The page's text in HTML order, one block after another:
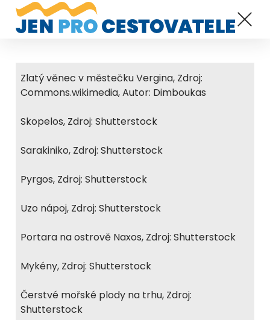
Zlatý věnec v městečku Vergina, Zdroj:
Commons.wikimedia, Autor: Dimboukas
Skopelos, Zdroj: Shutterstock
Sarakiniko, Zdroj: Shutterstock
Pyrgos, Zdroj: Shutterstock
Uzo nápoj, Zdroj: Shutterstock
Portara na ostrově Naxos, Zdroj: Shutterstock
Mykény, Zdroj: Shutterstock
Čerstvé mořské plody na trhu, Zdroj:
Shutterstock